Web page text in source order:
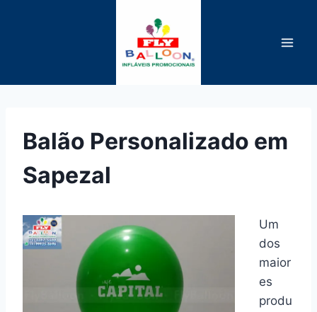
Balão Personalizado em
Sapezal
Um
dos
maior
es
produ